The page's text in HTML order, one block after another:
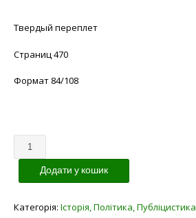
Твердый переплет
Страниц 470
Формат 84/108
Кількість
Додати у кошик
Категорія: Історія, Політика, Публіцистика